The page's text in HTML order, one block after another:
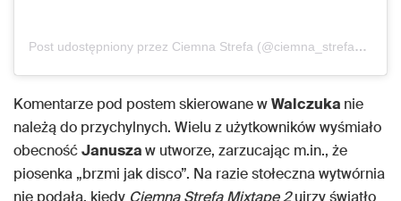
Post udostępniony przez Ciemna Strefa (@ciemna_strefa_official)
Komentarze pod postem skierowane wWalczuka nie
należą do przychylnych. Wielu z użytkowników wyśmiało
obecnośćJanuszaw utworze, zarzucając m.in., że
piosenka „brzmi jak disco”. Na razie stołeczna wytwórnia
nie podała, kiedy Ciemna Strefa Mixtape 2ujrzy światło